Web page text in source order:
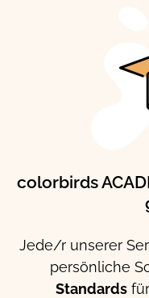
colorbirds
Jede/r unserer
persönliche
Standards